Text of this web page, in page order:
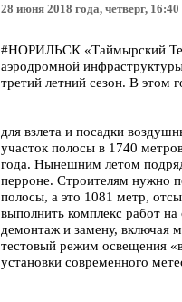
28 июня 2018 года, четверг, 16:40
#НОРИЛЬСК «Таймырский
аэродромной
третий летний сезон. В этом
для взлета и посадки
участок полосы в 1740
года. Нынешним летом
перроне. Строителям нужно
полосы, а это 1081 метр,
выполнить комплекс работ
демонтаж и замену, включая
тестовый режим освещения
установки современного